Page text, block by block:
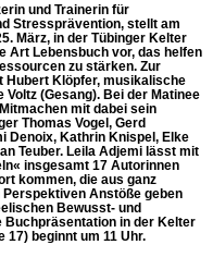
und Trainerin für
Stressprävention, stellt am
März, in der Tübinger Kelter
Art Lebensbuch vor, das helfen
zu stärken. Zur
Hubert Klöpfer, musikalische
Voltz (Gesang). Bei der Matinee
mit dabei sein
Thomas Vogel, Gerd
Denoix, Kathrin Knispel, Elke
Teuber. Leila Adjemi lässt mit
insgesamt 17 Autorinnen
kommen, die aus ganz
Anstöße geben
Bewusst- und
Buchpräsentation in der Kelter
17) beginnt um 11 Uhr.